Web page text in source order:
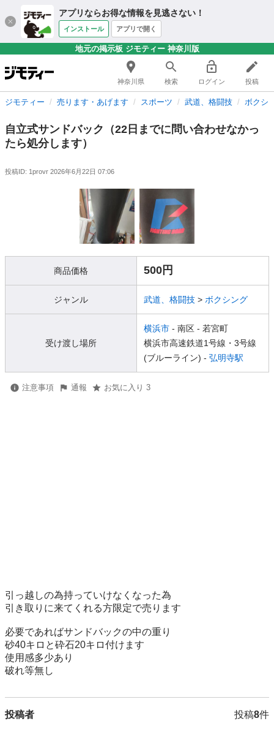
アプリならお得な情報を見逃さない！
インストール アプリで開く
地元の掲示板 ジモティー 神奈川版
神奈川県 検索 ログイン 投稿
ジモティー 売ります・あげます スポーツ 武道、格闘技 ボクシ
自立式サンドバック（22日までに問い合わせなかっ
たら処分します）
投稿ID: 1provr 2026年6月22日 07:06
商品価格 500円
ジャンル 武道、格闘技 > ボクシング
受け渡し場所
横浜市 - 南区 - 若宮町
横浜市高速鉄道1号線・3号線
(ブルーライン) - 弘明寺駅
注意事項 通報 お気に入り 3
引っ越しの為持っていけなくなった為
引き取りに来てくれる方限定で売ります
必要であればサンドバックの中の重り
砂40キロと砕石20キロ付けます
使用感多少あり
破れ等無し
投稿者 投稿8件